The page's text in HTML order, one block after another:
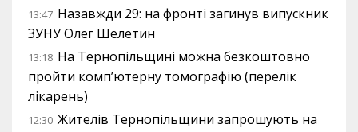
13:47 Назавжди 29: на фронті загинув випускник
ЗУНУ Олег Шелетин
13:18 На Тернопільщині можна безкоштовно
пройти комп’ютерну томографію (перелік
лікарень)
12:30 Жителів Тернопільщини запрошують на